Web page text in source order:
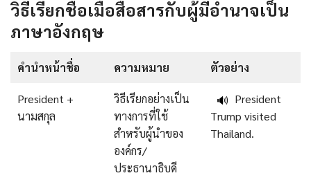
วิธีเรียกชื่อเมื่อสื่อสารกับผู้มีอำนาจเป็น
ภาษาอังกฤษ
คำนำหน้าชื่อ ความหมาย ตัวอย่าง
President +
นามสกุล
วิธีเรียกอย่างเป็น
ทางการที่ใช้
สำหรับผู้นำของ
องค์กร/
ประธานาธิบดี
🔊 President
Trump visited
Thailand.